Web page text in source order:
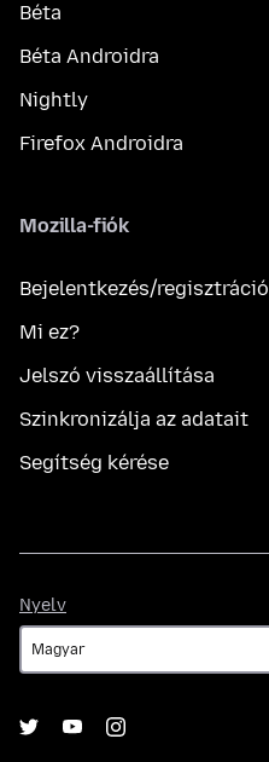
Béta
Béta Androidra
Nightly
Firefox Androidra
Mozilla-fiók
Bejelentkezés/regisztráció
Mi ez?
Jelszó visszaállítása
Szinkronizálja az adatait
Segítség kérése
Nyelv